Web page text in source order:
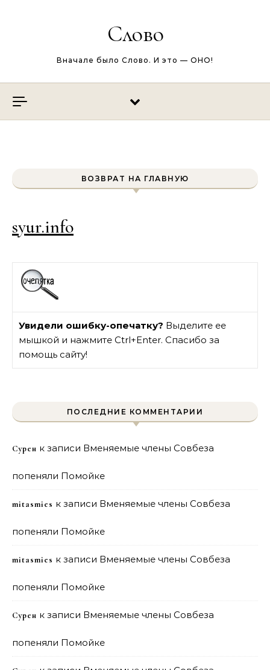
Слово
Вначале было Слово. И это — ОНО!
ВОЗВРАТ НА ГЛАВНУЮ
syur.info
Увидели ошибку-опечатку? Выделите ее
мышкой и нажмите Ctrl+Enter. Спасибо за
помощь сайту!
ПОСЛЕДНИЕ КОММЕНТАРИИ
Сурен к записи Вменяемые члены Совбеза
попеняли Помойке
mitasmies к записи Вменяемые члены Совбеза
попеняли Помойке
mitasmies к записи Вменяемые члены Совбеза
попеняли Помойке
Сурен к записи Вменяемые члены Совбеза
попеняли Помойке